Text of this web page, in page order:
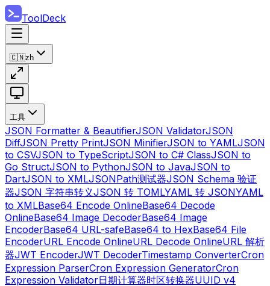
ToolDeck
🇨🇳zh
工具
JSON Formatter & BeautifierJSON ValidatorJSON
DiffJSON Pretty PrintJSON MinifierJSON to YAMLJSON
to CSVJSON to TypeScriptJSON to C# ClassJSON to
Go StructJSON to PythonJSON to JavaJSON to
DartJSON to XMLJSONPath测试器JSON Schema 验证
器JSON 字符串转义JSON 转 TOMLYAML 转 JSONYAML
to XMLBase64 Encode OnlineBase64 Decode
OnlineBase64 Image DecoderBase64 Image
EncoderBase64 URL-safeBase64 to HexBase64 File
EncoderURL Encode OnlineURL Decode OnlineURL 解析
器JWT EncoderJWT DecoderTimestamp ConverterCron
Expression ParserCron Expression GeneratorCron
Expression Validator日期计算器时区转换器UUID v4